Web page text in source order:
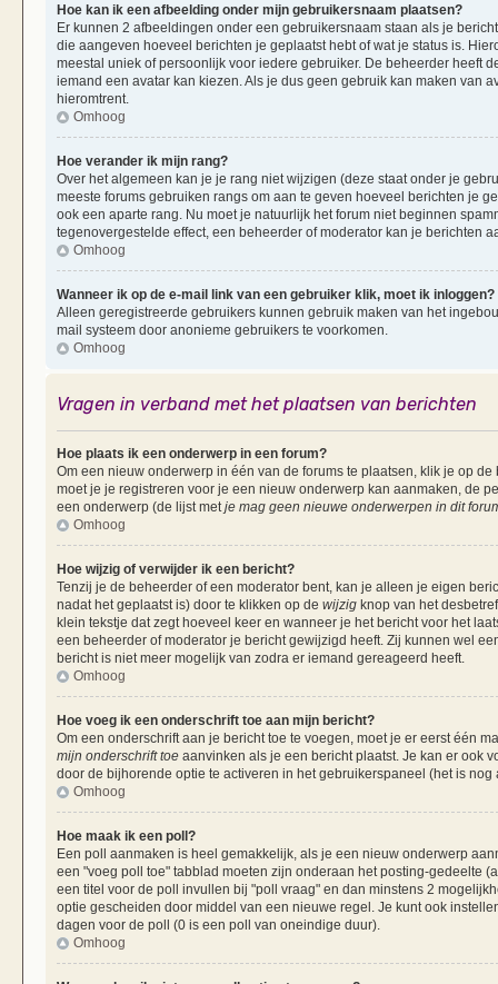
Hoe kan ik een afbeelding onder mijn gebruikersnaam plaatsen?
Er kunnen 2 afbeeldingen onder een gebruikersnaam staan als je
die aangeven hoeveel berichten je geplaatst hebt of wat je status is.
meestal uniek of persoonlijk voor iedere gebruiker. De beheerder heeft
iemand een avatar kan kiezen. Als je dus geen gebruik kan maken van
hieromtrent.
Omhoog
Hoe verander ik mijn rang?
Over het algemeen kan je je rang niet wijzigen (deze staat onder je
meeste forums gebruiken rangs om aan te geven hoeveel berichten je
ook een aparte rang. Nu moet je natuurlijk het forum niet beginnen
tegenovergestelde effect, een beheerder of moderator kan je berichten
Omhoog
Wanneer ik op de e-mail link van een gebruiker klik, moet ik inloggen?
Alleen geregistreerde gebruikers kunnen gebruik maken van het
mail systeem door anonieme gebruikers te voorkomen.
Omhoog
Vragen in verband met het plaatsen van berichten
Hoe plaats ik een onderwerp in een forum?
Om een nieuw onderwerp in één van de forums te plaatsen, klik je op
moet je je registreren voor je een nieuw onderwerp kan aanmaken, de
een onderwerp (de lijst met je mag geen nieuwe onderwerpen in dit
Omhoog
Hoe wijzig of verwijder ik een bericht?
Tenzij je de beheerder of een moderator bent, kan je alleen je eigen
nadat het geplaatst is) door te klikken op de wijzig knop van het
klein tekstje dat zegt hoeveel keer en wanneer je het bericht voor het
een beheerder of moderator je bericht gewijzigd heeft. Zij kunnen wel
bericht is niet meer mogelijk van zodra er iemand gereageerd heeft.
Omhoog
Hoe voeg ik een onderschrift toe aan mijn bericht?
Om een onderschrift aan je bericht toe te voegen, moet je er eerst één
mijn onderschrift toe aanvinken als je een bericht plaatst. Je kan er ook
door de bijhorende optie te activeren in het gebruikerspaneel (het is
Omhoog
Hoe maak ik een poll?
Een poll aanmaken is heel gemakkelijk, als je een nieuw onderwerp
een "voeg poll toe" tabblad moeten zijn onderaan het posting-gedeelte
een titel voor de poll invullen bij "poll vraag" en dan minstens 2
optie gescheiden door middel van een nieuwe regel. Je kunt ook
dagen voor de poll (0 is een poll van oneindige duur).
Omhoog